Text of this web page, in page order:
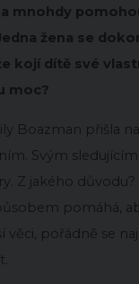
mnohdy
žena se
kojí dítě své
moc?
Boazman přišla
Svým sledujícím
Z jakého důvodu?
pomáhá,
věci, pořádně se